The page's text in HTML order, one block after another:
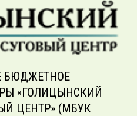
БЮДЖЕТНОЕ
«ГОЛИЦЫНСКИЙ
ЦЕНТР» (МБУК